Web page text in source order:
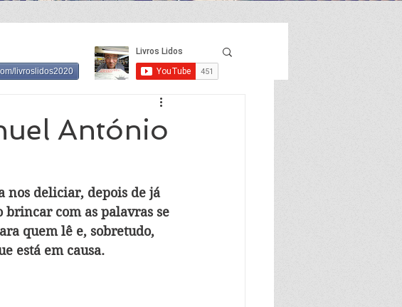
António
nos deliciar, depois de já
brincar com as palavras se
quem lê e, sobretudo,
está em causa.
livroslidos2020